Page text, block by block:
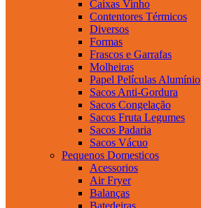
Caixas Vinho
Contentores Térmicos
Diversos
Formas
Frascos e Garrafas
Molheiras
Papel Películas Alumínio
Sacos Anti-Gordura
Sacos Congelação
Sacos Fruta Legumes
Sacos Padaria
Sacos Vácuo
Pequenos Domesticos
Acessorios
Air Fryer
Balanças
Batedeiras